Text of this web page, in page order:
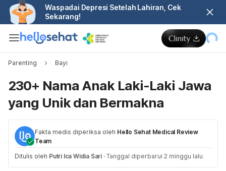
Waspadai Depresi Setelah Lahiran, Cek
Sekarang!
Parenting Bayi
230+ Nama Anak Laki-Laki Jawa
yang Unik dan Bermakna
Fakta medis diperiksa oleh Hello Sehat Medical Review
Team
Ditulis oleh Putri Ica Widia Sari · Tanggal diperbarui 2 minggu lalu